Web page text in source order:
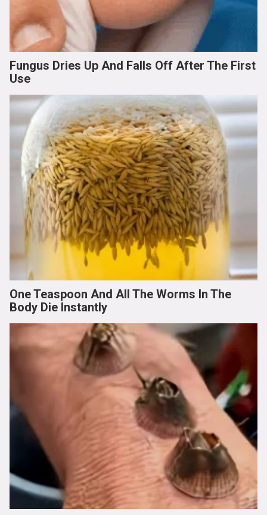
Fungus Dries Up And Falls Off After The First
Use
One Teaspoon And All The Worms In The
Body Die Instantly